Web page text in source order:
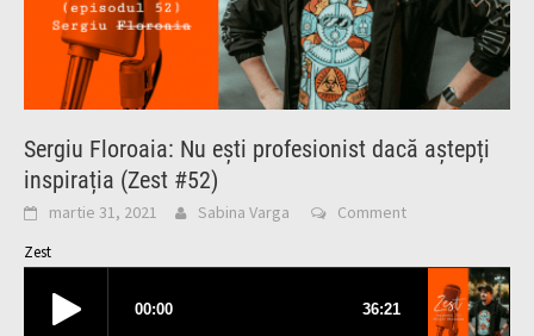
Sergiu Floroaia: Nu ești profesionist dacă aștepți
inspirația (Zest #52)
martie 31, 2021 Sabina Varga Comment
Zest